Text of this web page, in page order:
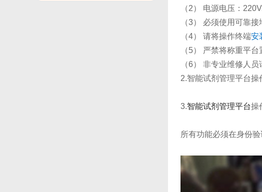
（2） 电源电压：
（3） 必须使用可靠
（4） 请将操作终端安
（5） 严禁将称重平
（6） 非专业维修人
2.智能试剂管理平台操
3.智能试剂管理平台操
所有功能必须在身份